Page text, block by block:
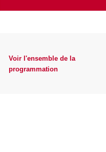
Voir l'ensemble de la
programmation